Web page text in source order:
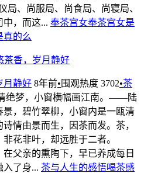
局、尚服局、尚食局、尚寝局、
中，而这... 奉茶宫女奉茶宫女是
真的么
月静好 8年前• 围观热度 3702•茶
梦，小窗横幅画江南。——陆
碧竹翠柳，小窗内是一瓯清
情由景而生，因茶而发。茶，
非花非叶，却远胜于二者。
父亲的熏陶下，早已养成每日
入了身... 茶与人生的感悟喝茶感